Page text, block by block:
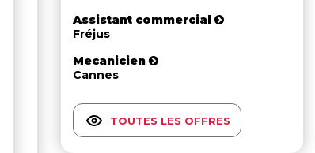
Assistant commercial
Fréjus
Mecanicien
Cannes
TOUTES LES OFFRES